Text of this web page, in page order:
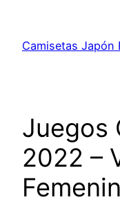
contenido
Camisetas Japón
Juegos
2022 –